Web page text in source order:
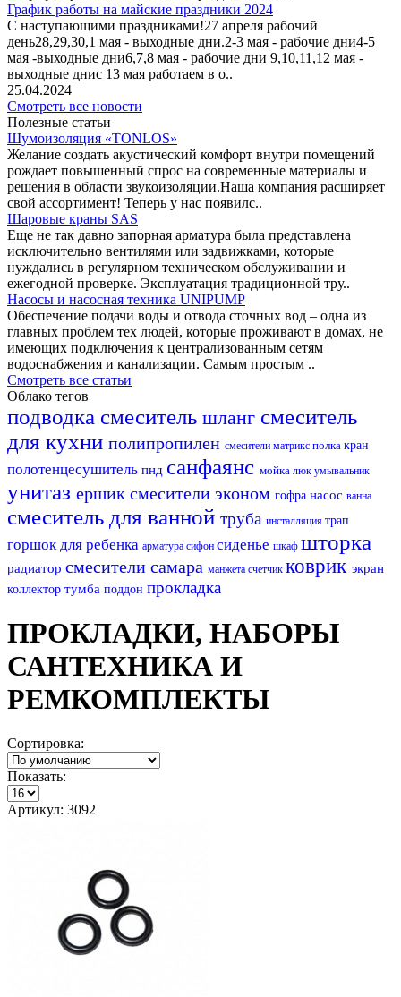
График работы на майские праздники 2024
С наступающими праздниками!27 апреля рабочий
день28,29,30,1 мая - выходные дни.2-3 мая - рабочие дни4-5
мая -выходные дни6,7,8 мая - рабочие дни 9,10,11,12 мая -
выходные днис 13 мая работаем в о..
25.04.2024
Смотреть все новости
Полезные статьи
Шумоизоляция «TONLOS»
Желание создать акустический комфорт внутри помещений
рождает повышенный спрос на современные материалы и
решения в области звукоизоляции.Наша компания расширяет
свой ассортимент! Теперь у нас появилс..
Шаровые краны SAS
Еще не так давно запорная арматура была представлена
исключительно вентилями или задвижками, которые
нуждались в регулярном техническом обслуживании и
ежегодной проверке. Эксплуатация традиционной тру..
Насосы и насосная техника UNIPUMP
Обеспечение подачи воды и отвода сточных вод – одна из
главных проблем тех людей, которые проживают в домах, не
имеющих подключения к централизованным сетям
водоснабжения и канализации. Самым простым ..
Смотреть все статьи
Облако тегов
подводка смеситель шланг смеситель
для кухни полипропилен смесители матрикс полка кран
полотенцесушитель пнд санфаянс мойка люк умывальник
унитаз ершик смесители эконом гофра насос ванна
смеситель для ванной труба инсталляция трап
горшок для ребенка арматура сифон сиденье шкаф шторка
радиатор смесители самара манжета счетчик коврик экран
коллектор тумба поддон прокладка
ПРОКЛАДКИ, НАБОРЫ
САНТЕХНИКА И
РЕМКОМПЛЕКТЫ
Сортировка:
Показать:
Артикул: 3092